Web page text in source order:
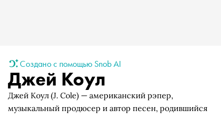
Создано с помощью Snob AI
Джей Коул
Джей Коул (J. Cole) — американский рэпер,
музыкальный продюсер и автор песен, родившийся